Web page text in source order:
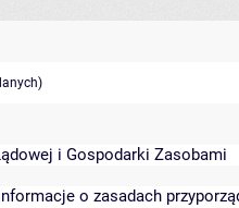
i Gospodarki Zasobami
o zasadach